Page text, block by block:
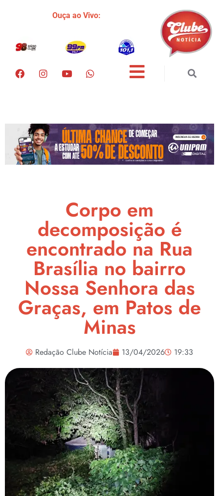
Ouça ao Vivo:
Corpo em
decomposição é
encontrado na Rua
Brasília no bairro
Nossa Senhora das
Graças, em Patos de
Minas
Redação Clube Notícia 13/04/2026 19:33